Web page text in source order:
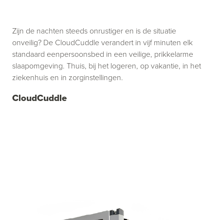
CloudCuddle
Zijn de nachten steeds onrustiger en is de situatie
onveilig? De CloudCuddle verandert in vijf minuten elk
standaard eenpersoonsbed in een veilige, prikkelarme
slaapomgeving. Thuis, bij het logeren, op vakantie, in het
ziekenhuis en in zorginstellingen.